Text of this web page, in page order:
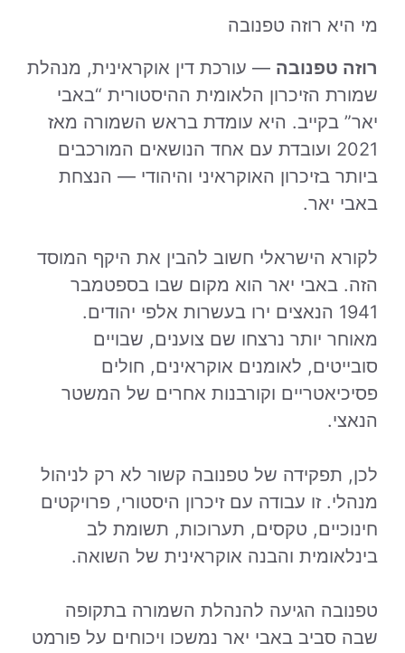
מי היא רוזה טפנובה
רוזה טפנובה — עורכת דין אוקראינית, מנהלת
שמורת הזיכרון הלאומית ההיסטורית “באבי
יאר” בקייב. היא עומדת בראש השמורה מאז
2021 ועובדת עם אחד הנושאים המורכבים
ביותר בזיכרון האוקראיני והיהודי — הנצחת
באבי יאר.
לקורא הישראלי חשוב להבין את היקף המוסד
הזה. באבי יאר הוא מקום שבו בספטמבר
1941 הנאצים ירו בעשרות אלפי יהודים.
מאוחר יותר נרצחו שם צוענים, שבויים
סובייטים, לאומנים אוקראינים, חולים
פסיכיאטריים וקורבנות אחרים של המשטר
הנאצי.
לכן, תפקידה של טפנובה קשור לא רק לניהול
מנהלי. זו עבודה עם זיכרון היסטורי, פרויקטים
חינוכיים, טקסים, תערוכות, תשומת לב
בינלאומית והבנה אוקראינית של השואה.
טפנובה הגיעה להנהלת השמורה בתקופה
שבה סביב באבי יאר נמשכו ויכוחים על פורמט